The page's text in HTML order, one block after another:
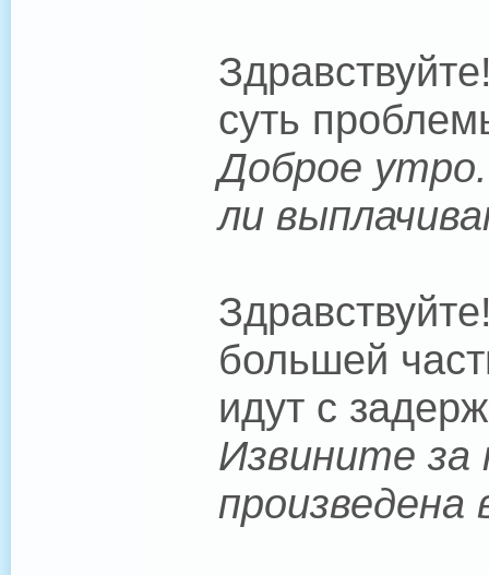
суть
Доброе
ли
большей
идут с
Извините за